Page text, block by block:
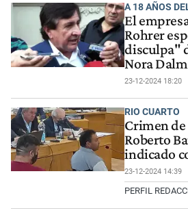
A 18 AÑOS
El
Rohrer
disculpa"
Nora
23-12-2024 18:20
RIO CUARTO
Crimen
Roberto
indicado
23-12-2024 14:39
PERFIL